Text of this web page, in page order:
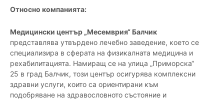
Относно компанията:
Медицински център „Месемврия“ Балчик
представлява утвърдено лечебно заведение, което се
специализира в сферата на физикалната медицина и
рехабилитацията. Намиращ се на улица „Приморска“
25 в град Балчик, този център осигурява комплексни
здравни услуги, които са ориентирани към
подобряване на здравословното състояние и